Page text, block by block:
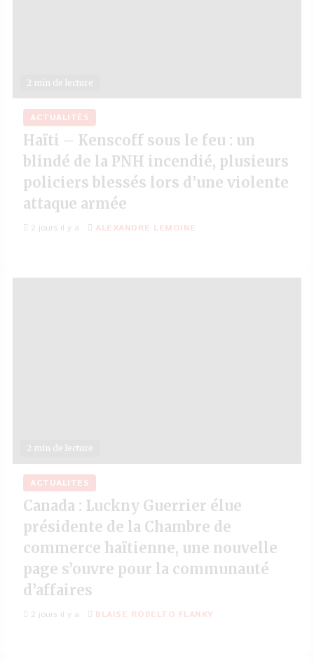
2 min de lecture
ACTUALITÉS
Haïti – Kenscoff sous le feu : un
blindé de la PNH incendié, plusieurs
policiers blessés lors d’une violente
attaque armée
2 jours il y a ALEXANDRE LEMOINE
2 min de lecture
ACTUALITÉS
Canada : Luckny Guerrier élue
présidente de la Chambre de
commerce haïtienne, une nouvelle
page s’ouvre pour la communauté
d’affaires
2 jours il y a BLAISE ROBELTO FLANKY